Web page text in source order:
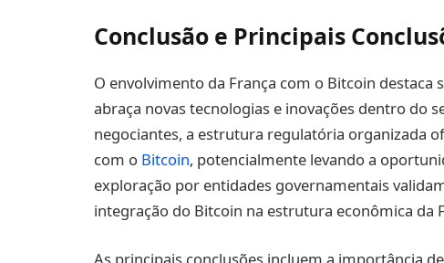
Conclusão e Principais
O envolvimento da França com o Bitcoin
abraça novas tecnologias e inovações dentro do
negociantes, a estrutura regulatória organizada
com o Bitcoin, potencialmente levando a
exploração por entidades governamentais
integração do Bitcoin na estrutura econômica da